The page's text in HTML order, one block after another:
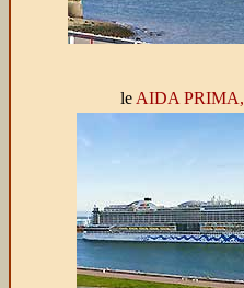
le AIDA PRIMA,